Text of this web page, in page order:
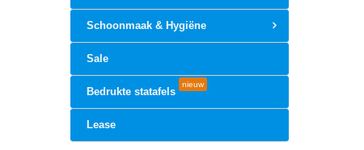
Schoonmaak & Hygiëne
Sale
Bedrukte statafels
nieuw
Lease